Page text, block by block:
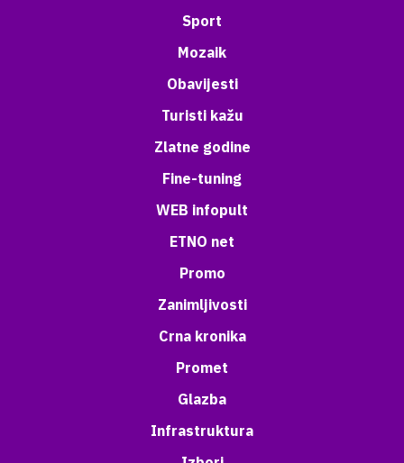
Sport
Mozaik
Obavijesti
Turisti kažu
Zlatne godine
Fine-tuning
WEB infopult
ETNO net
Promo
Zanimljivosti
Crna kronika
Promet
Glazba
Infrastruktura